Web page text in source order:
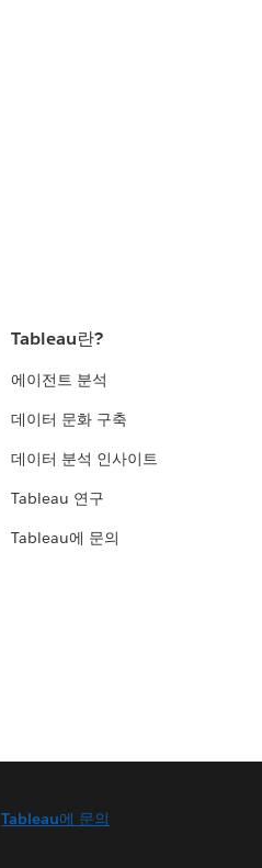
Tableau란?
에이전트 분석
데이터 문화 구축
데이터 분석 인사이트
Tableau 연구
Tableau에 문의
Tableau에 문의